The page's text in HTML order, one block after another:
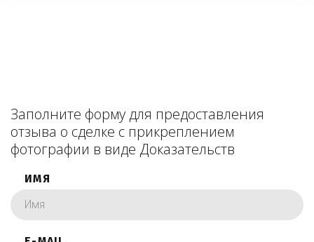
Заполните форму для предоставления
отзыва о сделке с прикреплением
фотографии в виде Доказательств
ИМЯ